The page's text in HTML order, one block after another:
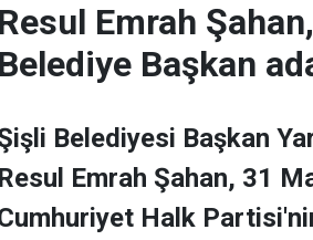
Resul Emrah
Belediye Başkan
Belediyesi Başkan
Resul Emrah Şahan, 31
Halk